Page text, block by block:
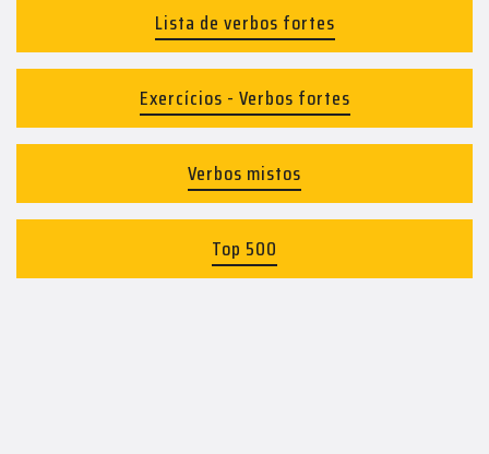
Lista de verbos fortes
Exercícios - Verbos fortes
Verbos mistos
Top 500